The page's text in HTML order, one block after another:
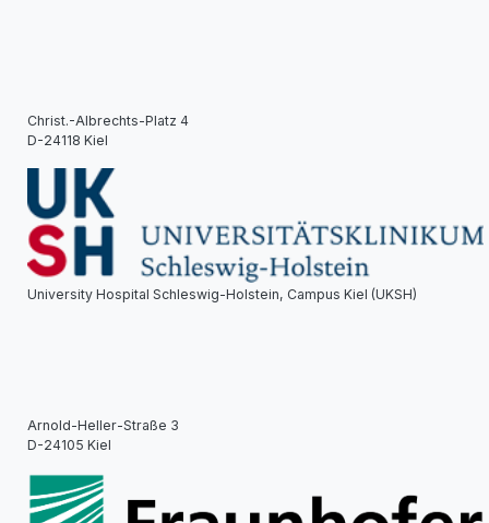
Christ.-Albrechts-Platz 4
D-24118 Kiel
University Hospital Schleswig-Holstein, Campus Kiel (UKSH)
Arnold-Heller-Straße 3
D-24105 Kiel